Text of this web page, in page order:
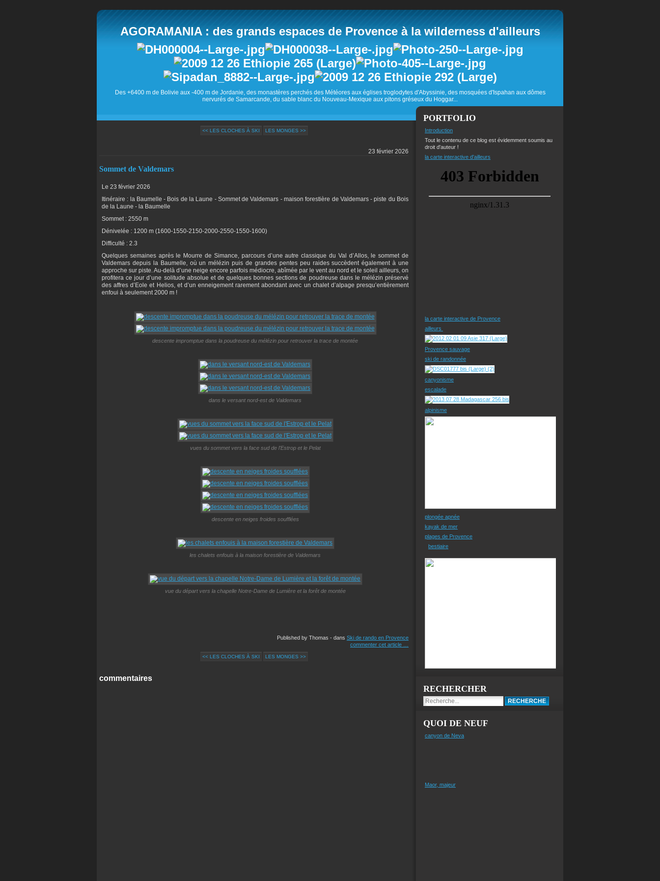
AGORAMANIA : des grands espaces de Provence à la wilderness d'ailleurs
Des +6400 m de Bolivie aux -400 m de Jordanie, des monastères perchés des Météores aux églises troglodytes d'Abyssinie, des mosquées d'Ispahan aux dômes
nervurés de Samarcande, du sable blanc du Nouveau-Mexique aux pitons gréseux du Hoggar...
<< LES CLOCHES À SKI LES MONGES >>
23 février 2026
Sommet de Valdemars
Le 23 février 2026
Itinéraire : la Baumelle - Bois de la Laune - Sommet de Valdemars - maison forestière de Valdemars - piste du Bois
de la Laune - la Baumelle
Sommet : 2550 m
Dénivelée : 1200 m (1600-1550-2150-2000-2550-1550-1600)
Difficulté : 2.3
Quelques semaines après le Mourre de Simance, parcours d’une autre classique du Val d’Allos, le sommet de
Valdemars depuis la Baumelle, où un mélézin puis de grandes pentes peu raides succèdent également à une
approche sur piste. Au-delà d’une neige encore parfois médiocre, abîmée par le vent au nord et le soleil ailleurs, on
profitera ce jour d’une solitude absolue et de quelques bonnes sections de poudreuse dans le mélézin préservé
des affres d’Eole et Helios, et d’un enneigement rarement abondant avec un chalet d’alpage presqu’entièrement
enfoui à seulement 2000 m !
descente impromptue dans la poudreuse du mélézin pour retrouver la trace de montée
dans le versant nord-est de Valdemars
vues du sommet vers la face sud de l'Estrop et le Pelat
descente en neiges froides soufflées
les chalets enfouis à la maison forestière de Valdemars
vue du départ vers la chapelle Notre-Dame de Lumière et la forêt de montée
Published by Thomas - dans Ski de rando en Provence
commenter cet article
<< LES CLOCHES À SKI LES MONGES >>
commentaires
PORTFOLIO
Introduction
Tout le contenu de ce blog est évidemment soumis au
droit d'auteur !
la carte interactive d'ailleurs
la carte interactive de Provence
ailleurs
Provence sauvage
ski de randonnée
canyonisme
escalade
alpinisme
plongée apnée
kayak de mer
plages de Provence
bestiaire
RECHERCHER
QUOI DE NEUF
canyon de Neva
Maor, majeur